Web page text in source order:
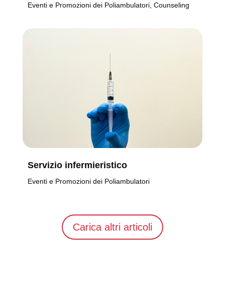
Eventi e Promozioni dei Poliambulatori, Counseling
Servizio infermieristico
Eventi e Promozioni dei Poliambulatori
Carica altri articoli